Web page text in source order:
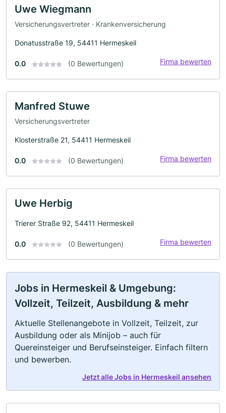
Uwe Wiegmann
Versicherungsvertreter · Krankenversicherung
Donatusstraße 19, 54411 Hermeskeil
0.0 (0 Bewertungen) Firma bewerten
Manfred Stuwe
Versicherungsvertreter
Klosterstraße 21, 54411 Hermeskeil
0.0 (0 Bewertungen) Firma bewerten
Uwe Herbig
Trierer Straße 92, 54411 Hermeskeil
0.0 (0 Bewertungen) Firma bewerten
Jobs in Hermeskeil & Umgebung:
Vollzeit, Teilzeit, Ausbildung & mehr
Aktuelle Stellenangebote in Vollzeit, Teilzeit, zur
Ausbildung oder als Minijob – auch für
Quereinsteiger und Berufseinsteiger. Einfach filtern
und bewerben.
Jetzt alle Jobs in Hermeskeil ansehen